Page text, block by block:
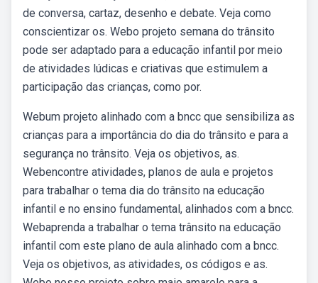
de conversa, cartaz, desenho e debate. Veja como
conscientizar os. Webo projeto semana do trânsito
pode ser adaptado para a educação infantil por meio
de atividades lúdicas e criativas que estimulem a
participação das crianças, como por.
Webum projeto alinhado com a bncc que sensibiliza as
crianças para a importância do dia do trânsito e para a
segurança no trânsito. Veja os objetivos, as.
Webencontre atividades, planos de aula e projetos
para trabalhar o tema dia do trânsito na educação
infantil e no ensino fundamental, alinhados com a bncc.
Webaprenda a trabalhar o tema trânsito na educação
infantil com este plano de aula alinhado com a bncc.
Veja os objetivos, as atividades, os códigos e as.